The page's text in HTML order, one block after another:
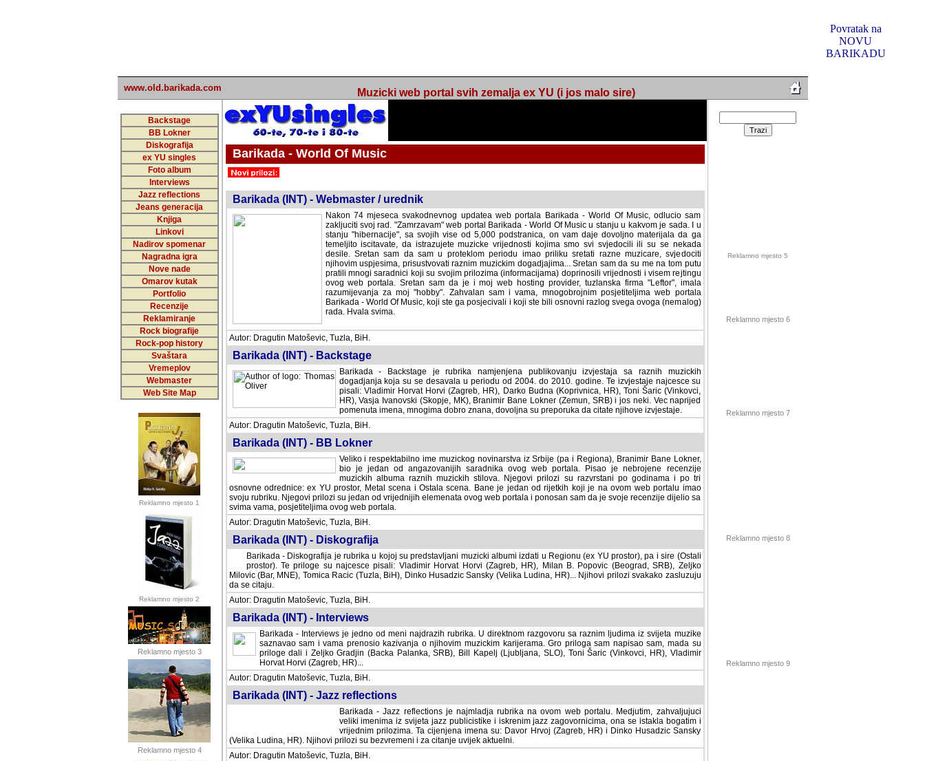
Povratak na
NOVU
BARIKADU
www.old.barikada.com Muzicki web portal svih zemalja ex YU (i jos malo sire)
Backstage
BB Lokner
Diskografija
ex YU singles
Foto album
Interviews
Jazz reflections
Jeans generacija
Knjiga
Linkovi
Nadirov spomenar
Nagradna igra
Nove nade
Omarov kutak
Portfolio
Recenzije
Reklamiranje
Rock biografije
Rock-pop history
Svaštara
Vremeplov
Webmaster
Web Site Map
Reklamno mjesto 1
Reklamno mjesto 2
Reklamno mjesto 3
Reklamno mjesto 4
Barikada - World Of Music
Barikada (INT) - Webmaster / urednik
Nakon 74 mjeseca svakodnevnog updatea web portala Barikada - World Of Music, odlucio sam
zakljuciti svoj rad. "Zamrzavam" web portal Barikada - World Of Music u stanju u kakvom je sada. I u
stanju "hibernacije", sa svojih vise od 5,000 podstranica, on vam daje dovoljno materijala da ga
temeljito iscitavate, da istrazujete muzicke vrijednosti kojima smo svi svjedocili ili su se nekada desile.
Sretan sam da sam u proteklom periodu imao priliku sretati razne muzicare, svjedociti njihovim
uspjesima, prisustvovati raznim muzickim dogadjajima... Sretan sam da su me na tom putu pratili
mnogi saradnici koji su svojim prilozima (informacijama) doprinosili vrijednosti i visem rejtingu ovog
web portala. Sretan sam da je i moj web hosting provider, tuzlanska firma "Leftor", imala
razumijevanja za moj "hobby". Zahvalan sam i vama, mnogobrojnim posjetiteljima web portala
Barikada - World Of Music, koji ste ga posjecivali i koji ste bili osnovni razlog svega ovoga (nemalog)
rada. Hvala svima.
Autor: Dragutin Matoševic, Tuzla, BiH.
Barikada (INT) - Backstage
Barikada - Backstage je rubrika namjenjena publikovanju izvjestaja sa raznih muzickih
dogadjanja koja su se desavala u periodu od 2004. do 2010. godine. Te izvjestaje najcesce su
pisali: Vladimir Horvat Horvi (Zagreb, HR), Darko Budna (Koprivnica, HR), Toni Šaric (Vinkovci,
HR), Vasja Ivanovski (Skopje, MK), Branimir Bane Lokner (Zemun, SRB) i jos neki. Vec naprijed
pomenuta imena, mnogima dobro znana, dovoljna su preporuka da citate njihove izvjestaje.
Autor: Dragutin Matoševic, Tuzla, BiH.
Barikada (INT) - BB Lokner
Veliko i respektabilno ime muzickog novinarstva iz Srbije (pa i Regiona), Branimir Bane Lokner,
bio je jedan od angazovanijih saradnika ovog web portala. Pisao je nebrojene recenzije muzickih
albuma raznih muzickih stilova. Njegovi prilozi su razvrstani po godinama i po tri osnovne
odrednice: ex YU prostor, Metal scena i Ostala scena. Bane je jedan od rijetkih koji je na ovom web portalu imao svoju rubriku.
Njegovi prilozi su jedan od vrijednijih elemenata ovog web portala i ponosan sam da je svoje recenzije dijelio sa svima vama,
posjetiteljima ovog web portala.
Autor: Dragutin Matoševic, Tuzla, BiH.
Barikada (INT) - Diskografija
Barikada - Diskografija je rubrika u kojoj su predstavljani muzicki albumi izdati u Regionu (ex YU prostor), pa i sire (Ostali
prostor). Te priloge su najcesce pisali: Vladimir Horvat Horvi (Zagreb, HR), Milan B. Popovic (Beograd, SRB), Zeljko Milovic
(Bar, MNE), Tomica Racic (Tuzla, BiH), Dinko Husadzic Sansky (Velika Ludina, HR)... Njihovi prilozi svakako zasluzuju da se
citaju.
Autor: Dragutin Matoševic, Tuzla, BiH.
Barikada (INT) - Interviews
Barikada - Interviews je jedno od meni najdrazih rubrika. U direktnom razgovoru sa raznim ljudima iz svijeta muzike
saznavao sam i vama prenosio kazivanja o njihovim muzickim karijerama. Gro priloga sam napisao sam, mada su
priloge dali i Zeljko Gradjin (Backa Palanka, SRB), Bill Kapelj (Ljubljana, SLO), Toni Šaric (Vinkovci, HR), Vladimir
Horvat Horvi (Zagreb, HR)...
Autor: Dragutin Matoševic, Tuzla, BiH.
Barikada (INT) - Jazz reflections
Barikada - Jazz reflections je najmladja rubrika na ovom web portalu. Medjutim, zahvaljujuci veliki
imenima iz svijeta jazz publicistike i iskrenim jazz zagovornicima, ona se istakla bogatim i
vrijednim prilozima. Ta cijenjena imena su: Davor Hrvoj (Zagreb, HR) i Dinko Husadzic Sansky
(Velika Ludina, HR). Njihovi prilozi su bezvremeni i za citanje uvijek aktuelni.
Autor: Dragutin Matoševic, Tuzla, BiH.